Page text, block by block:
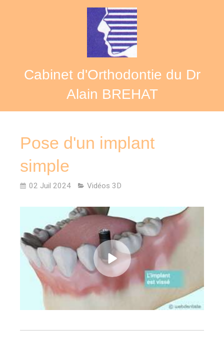
Cabinet d'Orthodontie du Dr
Alain BREHAT
Pose d'un implant
simple
02 Juil 2024 Vidéos 3D